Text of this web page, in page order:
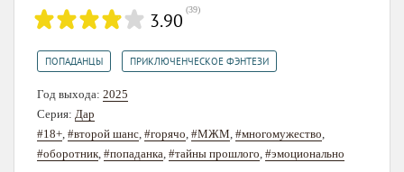
3.90 (39)
ПОПАДАНЦЫ ПРИКЛЮЧЕНЧЕСКОЕ ФЭНТЕЗИ
Год выхода: 2025
Серия: Дар
#18+ #второй шанс #горячо #МЖМ #многомужество
#оборотник #попаданка #тайны прошлого #эмоционально